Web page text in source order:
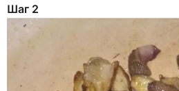
Шаг 2